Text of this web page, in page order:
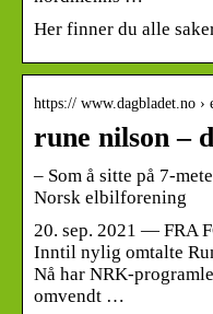
Her finner du alle
https:// www.dagbladet.no ›
rune nilson –
– Som å sitte på 7-
Norsk elbilforening
20. sep. 2021 — FRA
Inntil nylig omtalte
Nå har NRK-
omvendt …